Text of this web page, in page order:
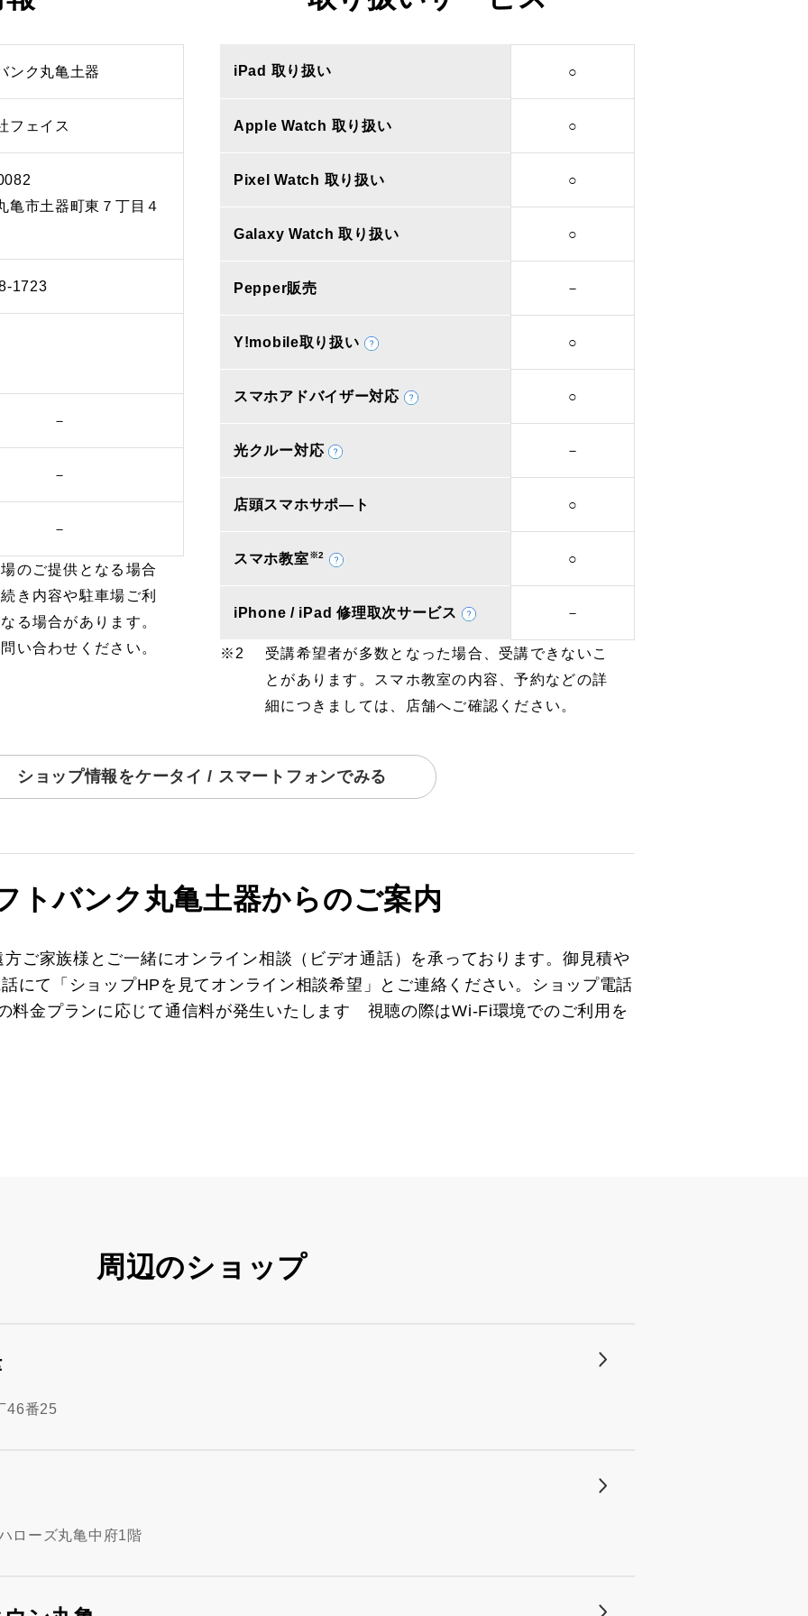
ンク丸亀土器
フェイス
亀市土器町東７丁目４
1723
－
－
－
のご提供となる場合
き内容や駐車場ご利
る場合があります。
い合わせください。
iPad 取り扱い ○
Apple Watch 取り扱い ○
Pixel Watch 取り扱い ○
Galaxy Watch 取り扱い ○
Pepper販売 －
Y!mobile取り扱い ○
スマホアドバイザー対応 ○
光クルー対応 －
店頭スマホサポ―ト ○
スマホ教室※2 ○
iPhone / iPad 修理取次サービス －
受講希望者が多数となった場合、受講できないこ
とがあります。スマホ教室の内容、予約などの詳
細につきましては、店舗へご確認ください。
ショップ情報をケータイ / スマートフォンでみる
トバンク丸亀土器からのご案内
ご家族様とご一緒にオンライン相談（ビデオ通話）を承っております。御見積や
にて「ショップHPを見てオンライン相談希望」とご連絡ください。ショップ電話
金プランに応じて通信料が発生いたします 視聴の際はWi-Fi環境でのご利用を
周辺のショップ
46番25
ローズ丸亀中府1階